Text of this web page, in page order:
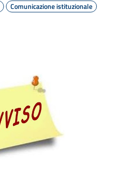
Comunicazione istituzionale